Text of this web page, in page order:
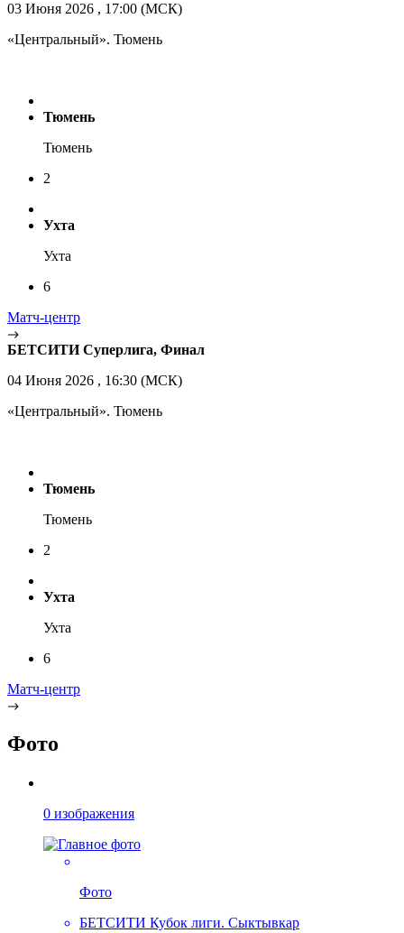
03 Июня 2026 , 17:00 (МСК)
«Центральный». Тюмень
Тюмень
Тюмень
2
Ухта
Ухта
6
Матч-центр
БЕТСИТИ Суперлига, Финал
04 Июня 2026 , 16:30 (МСК)
«Центральный». Тюмень
Тюмень
Тюмень
2
Ухта
Ухта
6
Матч-центр
Фото
0 изображения
Фото
БЕТСИТИ Кубок лиги. Сыктывкар